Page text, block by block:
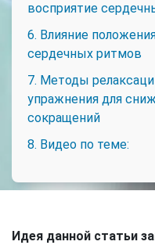
восприятие
6. Влияние
сердечных ритмов
7. Методы
упражнения для
сокращений
8. Видео по теме:
Идея данной статьи